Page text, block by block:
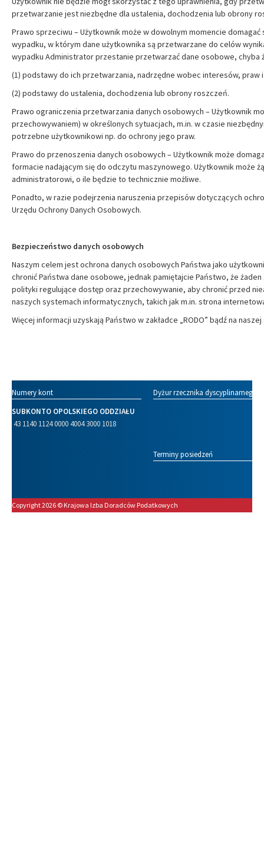
przetwarzanie jest niezbędne dla ustalenia, dochodzenia lub obrony
Prawo sprzeciwu – Użytkownik może w dowolnym momencie
wypadku, w którym dane użytkownika są przetwarzane do celów
wypadku Administrator przestanie przetwarzać dane osobowe, chyba
(1) podstawy do ich przetwarzania, nadrzędne wobec interesów, praw
(2) podstawy do ustalenia, dochodzenia lub obrony roszczeń.
Prawo ograniczenia przetwarzania danych osobowych – Użytkownik
przechowywaniem) w określonych sytuacjach, m.in. w czasie
potrzebne użytkownikowi np. do ochrony jego praw.
Prawo do przenoszenia danych osobowych – Użytkownik może
formacie nadającym się do odczytu maszynowego. Użytkownik może
administratorowi, o ile będzie to technicznie możliwe.
Ponadto, w razie podejrzenia naruszenia przepisów dotyczących
Urzędu Ochrony Danych Osobowych.
Bezpieczeństwo danych osobowych
Naszym celem jest ochrona danych osobowych Państwa jako
chronić Państwa dane osobowe, jednak pamiętajcie Państwo, że
polityki regulujące dostęp oraz przechowywanie, aby chronić przed
naszych systemach informatycznych, takich jak m.in. strona
Więcej informacji uzyskają Państwo w zakładce „RODO” bądź na
Numery kont
SUBKONTO OPOLSKIEGO ODDZIAŁU
43 1140 1124 0000 4004 3000 1018
Dyżur rzecznika dyscyplinarnego
Terminy posiedzeń
Copyright 2026 © Krajowa Izba Doradców Podatkowych